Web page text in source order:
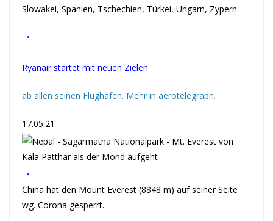
Slowakei, Spanien, Tschechien, Türkei, Ungarn, Zypern.
•
Ryanair startet mit neuen Zielen
ab allen seinen Flughäfen. Mehr in aerotelegraph.
17.05.21
•
China hat den Mount Everest (8848 m) auf seiner Seite
wg. Corona gesperrt.